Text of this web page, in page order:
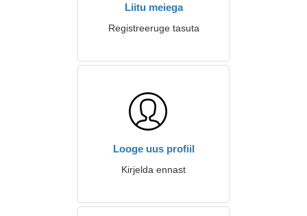
Liitu meiega
Registreeruge tasuta
Looge uus profiil
Kirjelda ennast